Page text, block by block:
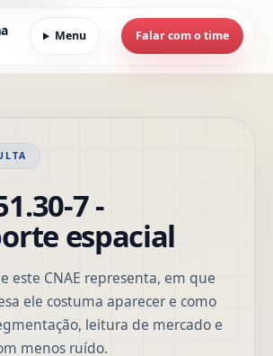
Menu Falar com o time
7 -
espacial
este CNAE representa, em que
ele costuma aparecer e como
leitura de mercado e
menos ruído.